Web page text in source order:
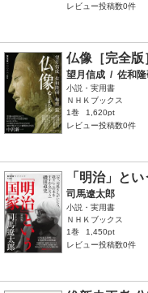
レビュー投稿数0件
仏像［完全版
望月信成 / 佐和
小説・実用書
ＮＨＫブックス
1巻
1,620pt
レビュー投稿数0件
「明治」と
司馬遼太郎
小説・実用書
ＮＨＫブックス
1巻
1,450pt
レビュー投稿数0件